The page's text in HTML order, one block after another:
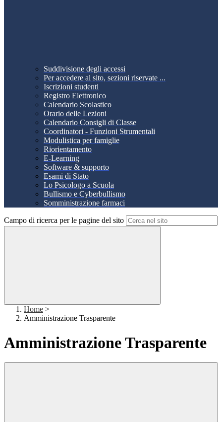
Suddivisione degli accessi
Per accedere al sito, sezioni riservate ...
Iscrizioni studenti
Registro Elettronico
Calendario Scolastico
Orario delle Lezioni
Calendario Consigli di Classe
Coordinatori - Funzioni Strumentali
Modulistica per famiglie
Riorientamento
E-Learning
Software & supporto
Esami di Stato
Lo Psicologo a Scuola
Bullismo e Cyberbullismo
Somministrazione farmaci
Campo di ricerca per le pagine del sito
Home >
Amministrazione Trasparente
Amministrazione Trasparente